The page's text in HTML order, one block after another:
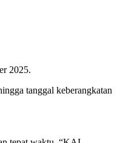
2025.
tanggal keberangkatan